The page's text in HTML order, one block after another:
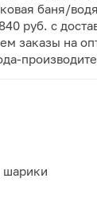
баня/
руб. с
заказы на
шарики